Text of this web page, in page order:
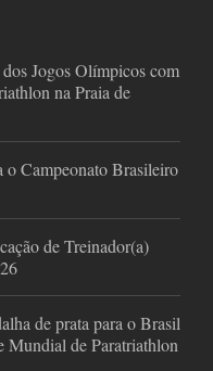
Jogos Olímpicos com
na Praia de
o Campeonato Brasileiro
de Treinador(a)
de prata para o Brasil
Mundial de Paratriathlon